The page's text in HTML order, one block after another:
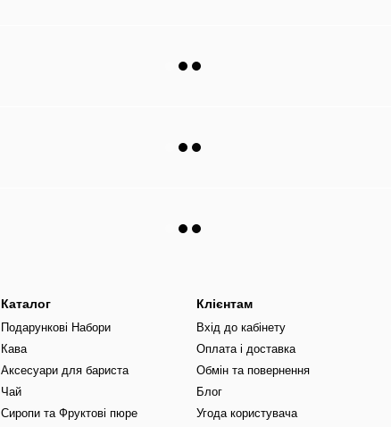
Каталог
Подарункові Набори
Кава
Аксесуари для бариста
Чай
Сиропи та Фруктові пюре
Клієнтам
Вхід до кабінету
Оплата і доставка
Обмін та повернення
Блог
Угода користувача